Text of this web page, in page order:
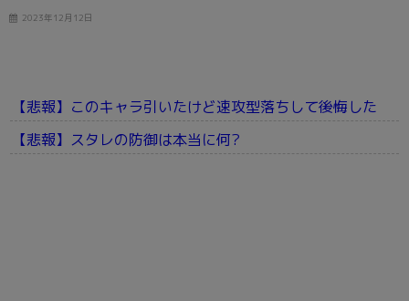
2023年12月12日
【悲報】このキャラ引いたけど速攻型落ちして後悔した
【悲報】スタレの防御は本当に何?